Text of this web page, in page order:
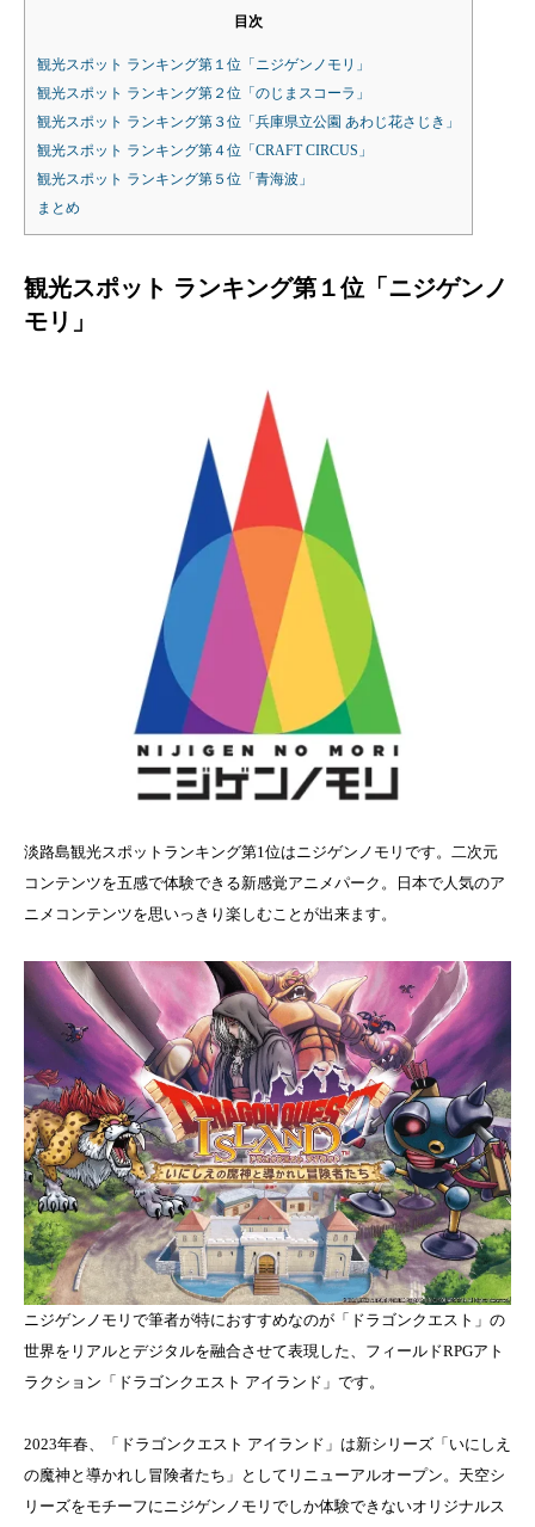
目次
観光スポット ランキング第１位「ニジゲンノモリ」
観光スポット ランキング第２位「のじまスコーラ」
観光スポット ランキング第３位「兵庫県立公園 あわじ花さじき」
観光スポット ランキング第４位「CRAFT CIRCUS」
観光スポット ランキング第５位「青海波」
まとめ
観光スポット ランキング第１位「ニジゲンノ
モリ」
淡路島観光スポットランキング第1位はニジゲンノモリです。二次元
コンテンツを五感で体験できる新感覚アニメパーク。日本で人気のア
ニメコンテンツを思いっきり楽しむことが出来ます。
ニジゲンノモリで筆者が特におすすめなのが「ドラゴンクエスト」の
世界をリアルとデジタルを融合させて表現した、フィールドRPGアト
ラクション「ドラゴンクエスト アイランド」です。
2023年春、「ドラゴンクエスト アイランド」は新シリーズ「いにしえ
の魔神と導かれし冒険者たち」としてリニューアルオープン。天空シ
リーズをモチーフにニジゲンノモリでしか体験できないオリジナルス